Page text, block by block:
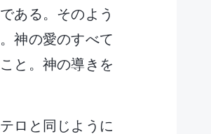
ある。そのよう
神の愛のすべて
と。神の導きを
ロと同じように